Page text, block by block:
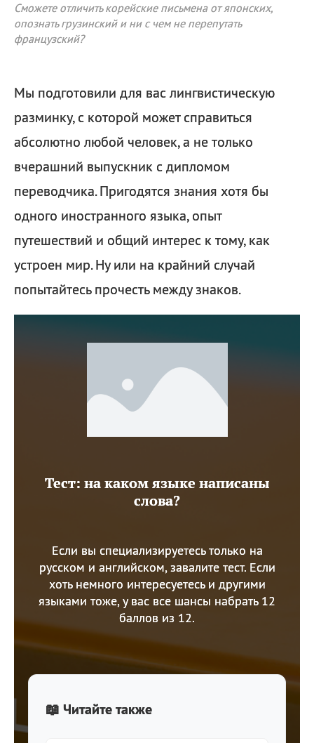
Сможете отличить корейские письмена от японских,
опознать грузинский и ни с чем не перепутать
французский?
Мы подготовили для вас лингвистическую
разминку, с которой может справиться
абсолютно любой человек, а не только
вчерашний выпускник с дипломом
переводчика. Пригодятся знания хотя бы
одного иностранного языка, опыт
путешествий и общий интерес к тому, как
устроен мир. Ну или на крайний случай
попытайтесь прочесть между знаков.
Тест: на каком языке написаны
слова?
Если вы специализируетесь только на
русском и английском, завалите тест. Если
хоть немного интересуетесь и другими
языками тоже, у вас все шансы набрать 12
баллов из 12.
📖 Читайте также